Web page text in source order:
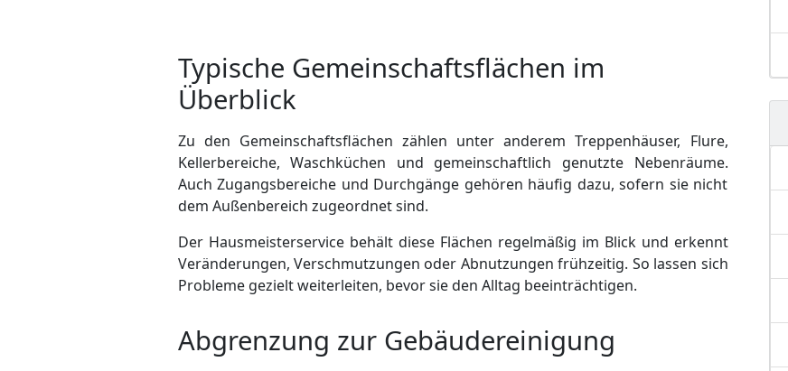
Typische Gemeinschaftsflächen im
Überblick
Zu den Gemeinschaftsflächen zählen unter anderem Treppenhäuser, Flure,
Kellerbereiche, Waschküchen und gemeinschaftlich genutzte Nebenräume.
Auch Zugangsbereiche und Durchgänge gehören häufig dazu, sofern sie nicht
dem Außenbereich zugeordnet sind.
Der Hausmeisterservice behält diese Flächen regelmäßig im Blick und erkennt
Veränderungen, Verschmutzungen oder Abnutzungen frühzeitig. So lassen sich
Probleme gezielt weiterleiten, bevor sie den Alltag beeinträchtigen.
Abgrenzung zur Gebäudereinigung